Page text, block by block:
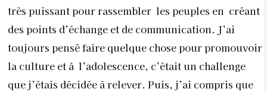
très puissant pour rassembler les peuples en créant
des points d’échange et de communication. J’ai
toujours pensé faire quelque chose pour promouvoir
la culture et à l’adolescence, c’était un challenge
que j’étais décidée à relever. Puis, j’ai compris que